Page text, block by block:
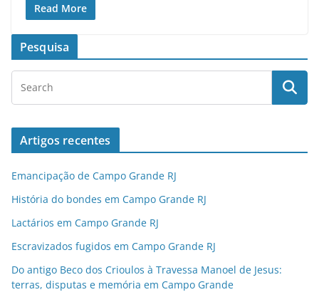
Read More
Pesquisa
Artigos recentes
Emancipação de Campo Grande RJ
História do bondes em Campo Grande RJ
Lactários em Campo Grande RJ
Escravizados fugidos em Campo Grande RJ
Do antigo Beco dos Crioulos à Travessa Manoel de Jesus:
terras, disputas e memória em Campo Grande